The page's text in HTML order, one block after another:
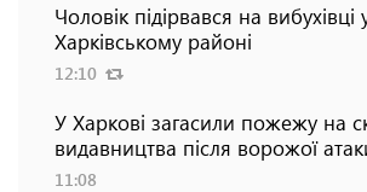
Чоловік підірвався на вибухівці
Харківському районі
12:10
У Харкові загасили пожежу на
видавництва після ворожої
11:08